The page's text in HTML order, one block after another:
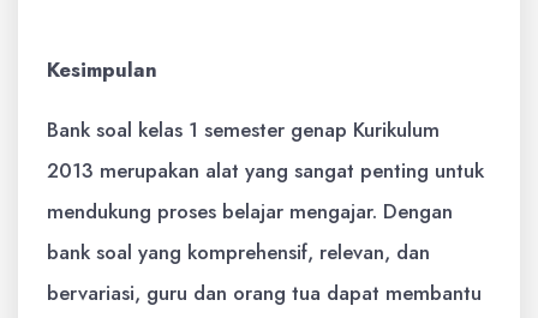
Kesimpulan
Bank soal kelas 1 semester genap Kurikulum
2013 merupakan alat yang sangat penting untuk
mendukung proses belajar mengajar. Dengan
bank soal yang komprehensif, relevan, dan
bervariasi, guru dan orang tua dapat membantu